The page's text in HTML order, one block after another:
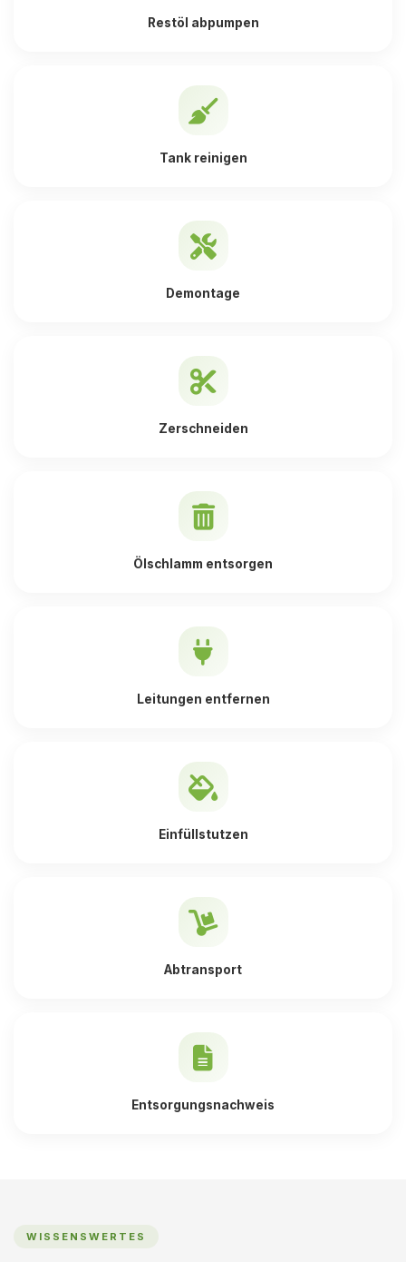
Restöl abpumpen
Tank reinigen
Demontage
Zerschneiden
Ölschlamm entsorgen
Leitungen entfernen
Einfüllstutzen
Abtransport
Entsorgungsnachweis
WISSENSWERTES